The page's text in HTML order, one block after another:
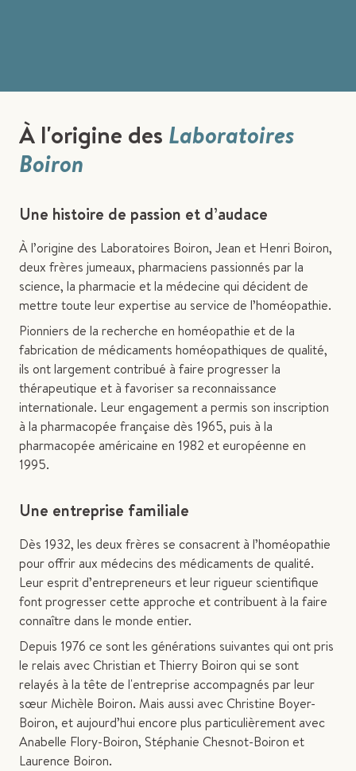
À l'origine des Laboratoires
Boiron
Une histoire de passion et d’audace
À l’origine des Laboratoires Boiron, Jean et Henri Boiron,
deux frères jumeaux, pharmaciens passionnés par la
science, la pharmacie et la médecine qui décident de
mettre toute leur expertise au service de l’homéopathie.
Pionniers de la recherche en homéopathie et de la
fabrication de médicaments homéopathiques de qualité,
ils ont largement contribué à faire progresser la
thérapeutique et à favoriser sa reconnaissance
internationale. Leur engagement a permis son inscription
à la pharmacopée française dès 1965, puis à la
pharmacopée américaine en 1982 et européenne en
1995.
Une entreprise familiale
Dès 1932, les deux frères se consacrent à l’homéopathie
pour offrir aux médecins des médicaments de qualité.
Leur esprit d’entrepreneurs et leur rigueur scientifique
font progresser cette approche et contribuent à la faire
connaître dans le monde entier.
Depuis 1976 ce sont les générations suivantes qui ont pris
le relais avec Christian et Thierry Boiron qui se sont
relayés à la tête de l'entreprise accompagnés par leur
sœur Michèle Boiron. Mais aussi avec Christine Boyer-
Boiron, et aujourd’hui encore plus particulièrement avec
Anabelle Flory-Boiron, Stéphanie Chesnot-Boiron et
Laurence Boiron.